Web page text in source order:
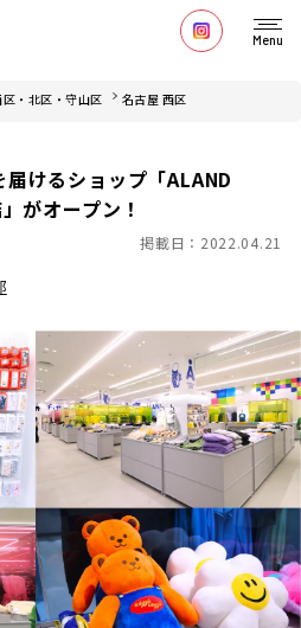
Menu
・北区・守山区 名古屋 西区
けるショップ「ALAND
がオープン！
掲載日：2022.04.21